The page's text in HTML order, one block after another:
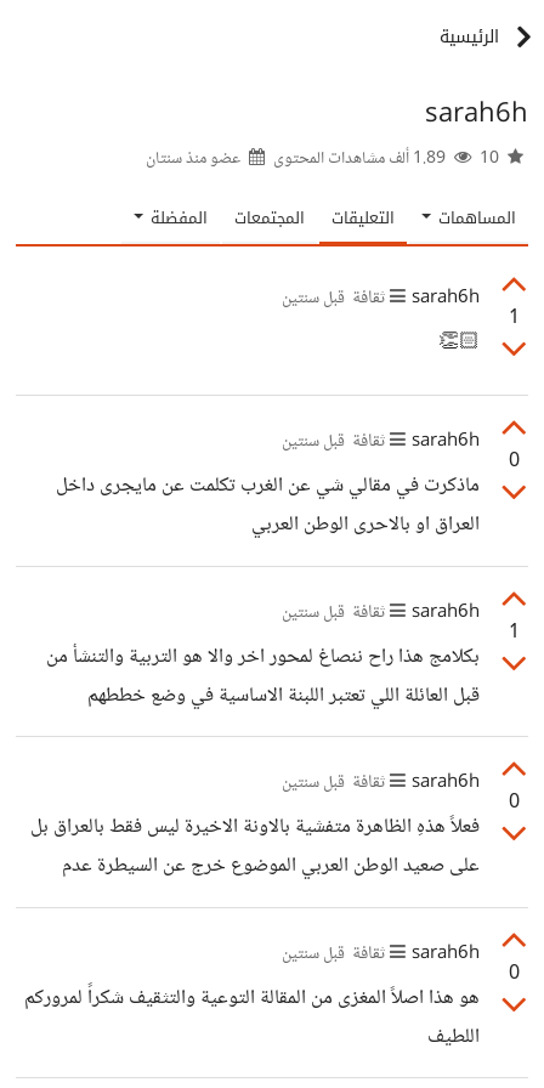
الرئيسية
sarah6h
عضو منذسنتان
المساهمات التعليقات المجتمعات المفضلة
1
sarah6h ثقافة قبل سنتين
👏🏻
0
sarah6h ثقافة قبل سنتين
ماذكرت في مقالي شي عن الغرب تكلمت عن مايجرى داخل
العراق او بالاحرى الوطن العربي
1
sarah6h ثقافة قبل سنتين
بكلامج هذا راح ننصاغ لمحور اخر والا هو التربية والتنشأ من
قبل العائلة اللي تعتبر اللبنة الاساسية في وضع خططهم
واستراتيجياتهم في الاهتمام ومراعاة سن المراهقة اللي للاسف
اغلب المجتمعات مايكدرون يتعاملون ويا وفق الشروط الصحيحة
لان يعتبر سن حرج وخطر بالنهاية البيئة اللي ينشأ بيها الوالدين
بالاساس الها تأثير كلش كبير على الابناء
0
sarah6h ثقافة قبل سنتين
فعلاً هذهِ الظاهرة متفشية بالاونة الاخيرة ليس فقط بالعراق بل
على صعيد الوطن العربي الموضوع خرج عن السيطرة عدم
التثقيف والتوعية الكافية اللي يفتقر الها المجتمع هي اللي تدفع
الاهل الى القيام بهكذا زيجات اللي يكون مصيرها بالنهاية مثل
مذكرتِ هو الانفصال ومحد يقع عرضة وضحية بهالموضوع سوى
الضحية ذاتها الفتاة القاصر اللي تزوجت رغم عنها اليوم دور
0
sarah6h ثقافة قبل سنتين
هو هذا اصلاً المغزى من المقالة التوعية والتثقيف شكراً لمروركم
اللطيف